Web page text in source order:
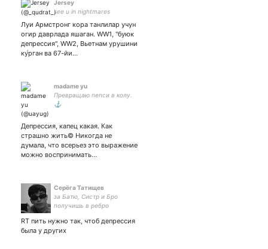
Jersey
see u in nightmares
Луи Армстронг кора танлилар учун
огир даврлада яшаган. WW1, "буюк
депрессия", WW2, Вьетнам урушини
ку́рган ва 67-йи…
madame yu
Превращаю пепси в колу.
⚓
Депрессия, капец какая. Как
страшно жить© Никогда не
думала, что всерьез это выражение
можно воспринимать...
Серёга Татищев
за Батю, Систр и Бро
получишь в ребро
RT пить нужно так, чтоб депрессия
была у других